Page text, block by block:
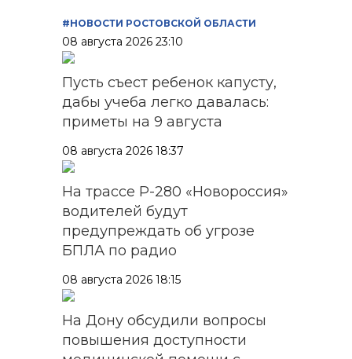
#НОВОСТИ РОСТОВСКОЙ ОБЛАСТИ
08 августа 2026 23:10
Пусть съест ребенок капусту,
дабы учеба легко давалась:
приметы на 9 августа
08 августа 2026 18:37
На трассе Р-280 «Новороссия»
водителей будут
предупреждать об угрозе
БПЛА по радио
08 августа 2026 18:15
На Дону обсудили вопросы
повышения доступности